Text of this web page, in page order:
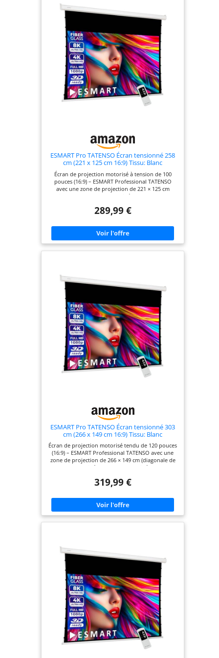
Full HD. Boîtier métallique
robuste – construction solide
pour un montage mural ou au
plafond ; un long câble
d’alimentation permet une
hauteur d’image optimale même
en cas de montage au plafond.
Propriétés du tissu de haute
qualité pour un contraste
optimal – masquage noir
intégral et support opaque ; le
ESMART Pro TATENSO Écran tensionné 258
cm (221 x 125 cm 16:9) Tissu: Blanc
Écran de projection motorisé à tension de 100
pouces (16:9) – ESMART Professional TATENSO
avec une zone de projection de 221 × 125 cm
(diagonale de 100 pouces), idéal pour le home
Système de commande et de tension du moteur
commande murale et télécommande) associé à un
système de tension latérale par câble pour une
surface parfaitement plane et sans plis. Qualité
métallique robuste – construction solide pour un
montage mural ou au plafond ; un long câble
d’alimentation permet une hauteur d’image
optimale même en cas de montage au plafond.
Propriétés du tissu de haute qualité pour un
contraste optimal – masquage noir intégral et
support opaque ; le tissu est hydrofuge, lavable,
résistant à la moisissure et ignifugé.
289,99 €
ESMART Pro TATENSO Écran tensionné 303
cm (266 x 149 cm 16:9) Tissu: Blanc
Écran de projection motorisé tendu de 120 pouces
(16:9) – ESMART Professional TATENSO avec une
zone de projection de 266 × 149 cm (diagonale de
120 pouces), idéal pour le home cinéma et les
commande et de tension du moteur confortable –
murale et télécommande) associé à un système de
tension latérale par câble pour une surface
parfaitement plane et sans plis. Qualité d'image
parfaite jusqu'à 8K – le matériau de l'écran
métallique robuste – construction solide pour un
montage mural ou au plafond ; un long câble
d’alimentation permet une hauteur d’image
optimale même en cas de montage au plafond.
Propriétés du tissu de haute qualité pour un
contraste optimal – masquage noir intégral et
support opaque ; le tissu est hydrofuge, lavable,
résistant à la moisissure et ignifugé.
319,99 €